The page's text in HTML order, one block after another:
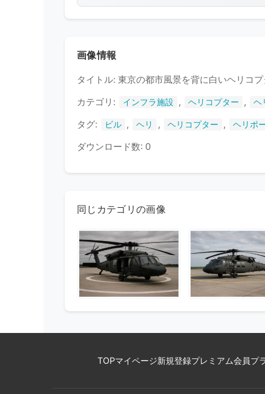
画像情報
タイトル: 東京の都市風景を背に白いヘリコ
カテゴリ:
インフラ施設 , ヘリコプター , ヘ
タグ: ビル , ヘリ , ヘリコプター , ヘリポ
ダウンロード数: 0
同じカテゴリの画像
TOPマイページ新規登録プレミアム会員プ